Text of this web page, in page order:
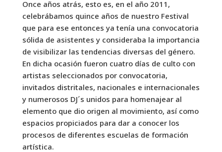
Once años atrás, esto es, en el año 2011,
celebrábamos quince años de nuestro Festival
que para ese entonces ya tenía una convocatoria
sólida de asistentes y consideraba la importancia
de visibilizar las tendencias diversas del género.
En dicha ocasión fueron cuatro días de culto con
artistas seleccionados por convocatoria,
invitados distritales, nacionales e internacionales
y numerosos DJ´s unidos para homenajear al
elemento que dio origen al movimiento, así como
espacios propiciados para dar a conocer los
procesos de diferentes escuelas de formación
artística.